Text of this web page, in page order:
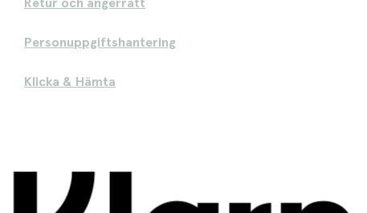
Retur och ångerrätt
Personuppgiftshantering
Klicka & Hämta